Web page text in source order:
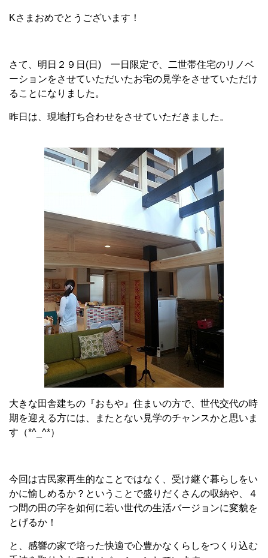
Kさまおめでとうございます！
さて、明日２９日(日) 一日限定で、二世帯住宅のリノベ
ーションをさせていただいたお宅の見学をさせていただけ
ることになりました。
昨日は、現地打ち合わせをさせていただきました。
大きな田舎建ちの『おもや』住まいの方で、世代交代の時
期を迎える方には、またとない見学のチャンスかと思いま
す（*^_^*）
今回は古民家再生的なことではなく、受け継ぐ暮らしをい
かに愉しめるか？ということで盛りだくさんの収納や、４
つ間の田の字を如何に若い世代の生活バージョンに変貌を
とげるか！
と、感響の家で培った快適で心豊かなくらしをつくり込む